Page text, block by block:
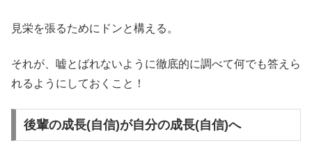
見栄を張るためにドンと構える。
それが、嘘とばれないように徹底的に調べて何でも答えら
れるようにしておくこと！
後輩の成長(自信)が自分の成長(自信)へ